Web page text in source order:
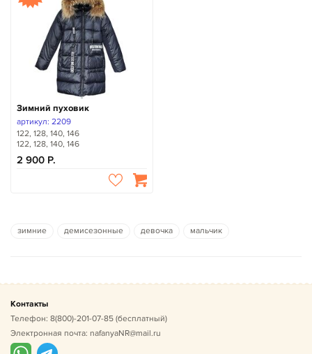
Зимний пуховик
артикул: 2209
122, 128, 140, 146
122, 128, 140, 146
2 900
зимние демисезонные девочка мальчик
Контакты
Телефон: 8(800)-201-07-85 (бесплатный)
Электронная почта: nafanyaNR@mail.ru